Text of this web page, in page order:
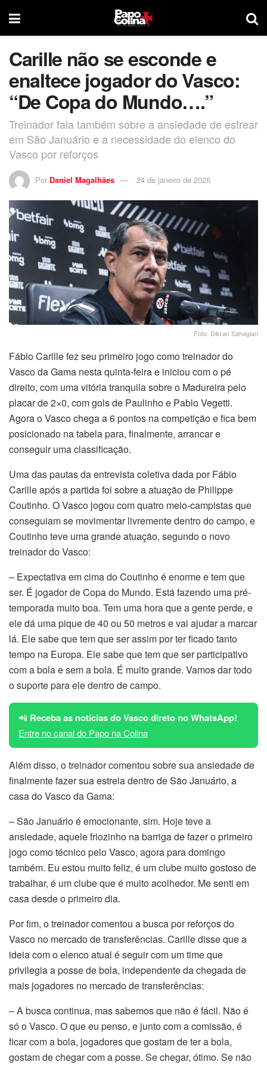
Carille não se esconde e
enaltece jogador do Vasco:
“De Copa do Mundo….”
Treinador fala também sobre a ansiedade de estrear
em São Januário e a necessidade do elenco do
Vasco por reforços
Por Daniel Magalhães 24 de janeiro de 2025
Foto: Dikran Sahagian
Fábio Carille fez seu primeiro jogo como treinador do
Vasco da Gama nesta quinta-feira e iniciou com o pé
direito, com uma vitória tranquila sobre o Madureira pelo
placar de 2×0, com gols de Paulinho e Pablo Vegetti.
Agora o Vasco chega a 6 pontos na competição e fica bem
posicionado na tabela para, finalmente, arrancar e
conseguir uma classificação.
Uma das pautas da entrevista coletiva dada por Fábio
Carille após a partida foi sobre a atuação de Philippe
Coutinho. O Vasco jogou com quatro meio-campistas que
conseguiam se movimentar livremente dentro do campo, e
Coutinho teve uma grande atuação, segundo o novo
treinador do Vasco:
– Expectativa em cima do Coutinho é enorme e tem que
ser. É jogador de Copa do Mundo. Está fazendo uma pré-
temporada muito boa. Tem uma hora que a gente perde, e
ele dá uma pique de 40 ou 50 metros e vai ajudar a marcar
lá. Ele sabe que tem que ser assim por ter ficado tanto
tempo na Europa. Ele sabe que tem que ser participativo
com a bola e sem a bola. É muito grande. Vamos dar todo
o suporte para ele dentro de campo.
📲 Receba as notícias do Vasco direto no WhatsApp!
Entre no canal do Papo na Colina
Além disso, o treinador comentou sobre sua ansiedade de
finalmente fazer sua estreia dentro de São Januário, a
casa do Vasco da Gama:
– São Januário é emocionante, sim. Hoje teve a
ansiedade, aquele friozinho na barriga de fazer o primeiro
jogo como técnico pelo Vasco, agora para domingo
também. Eu estou muito feliz, é um clube muito gostoso de
trabalhar, é um clube que é muito acolhedor. Me senti em
casa desde o primeiro dia.
Por fim, o treinador comentou a busca por reforços do
Vasco no mercado de transferências. Carille disse que a
ideia com o elenco atual é seguir com um time que
privilegia a posse de bola, independente da chegada de
mais jogadores no mercado de transferências:
– A busca continua, mas sabemos que não é fácil. Não é
só o Vasco. O que eu penso, e junto com a comissão, é
ficar com a bola, jogadores que gostam de ter a bola,
gostam de chegar com a posse. Se chegar, ótimo. Se não